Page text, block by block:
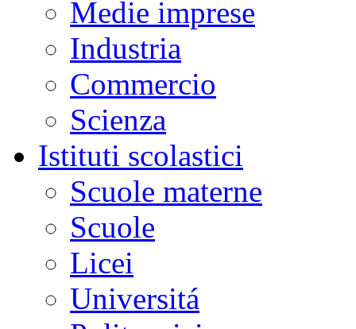
Medie imprese
Industria
Commercio
Scienza
Istituti scolastici
Scuole materne
Scuole
Licei
Universitá